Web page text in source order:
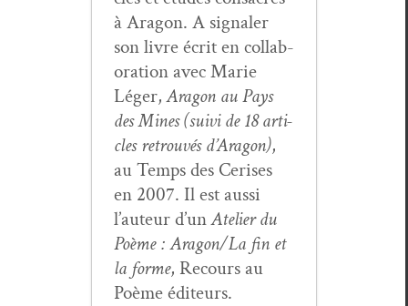
à Aragon. A sig­naler
son livre écrit en col­lab­
o­ra­tion avec Marie
Léger,Aragon au Pays
des Mines (suivi de 18 arti­
cles retrou­vés d’Aragon),
au Temps des Ceris­es
en 2007. Il est aus­si
l’au­teur d’unAte­lier du
Poème : Aragon/La fin et
la forme, Recours au
Poème éditeurs.